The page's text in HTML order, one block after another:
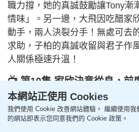
職力撐，她的真誠鼓勵讓Tony漸
情味」。另一邊，大飛因吃醋家
動手，兩人決裂分手！無處可去
求助，子柏的真誠收留與君子作
人關係極速升溫！
📺 第10集 家欣決意從良，前
擇！
本網站正使用 Cookies
我們使用 Cookie 改善網站體驗。 繼續使用我
的網站即表示您同意我們的 Cookie 政策。